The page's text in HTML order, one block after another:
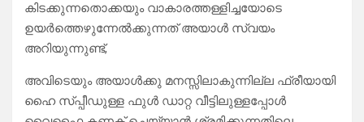
കിടക്കുന്നതൊക്കയും വാകാരത്തള്ളിച്ചയോടെ
ഉയർത്തെഴുന്നേൽക്കുന്നത് അയാൾ സ്വയം
അറിയുന്നുണ്ട്,
അവിടെയും അയാൾക്കു മനസ്സിലാകുന്നില്ല ഫ്രീയായി
ഹൈ സ്പ്പീഡുള്ള ഫുൾ ഡാറ്റ വീട്ടിലുള്ളപ്പോൾ